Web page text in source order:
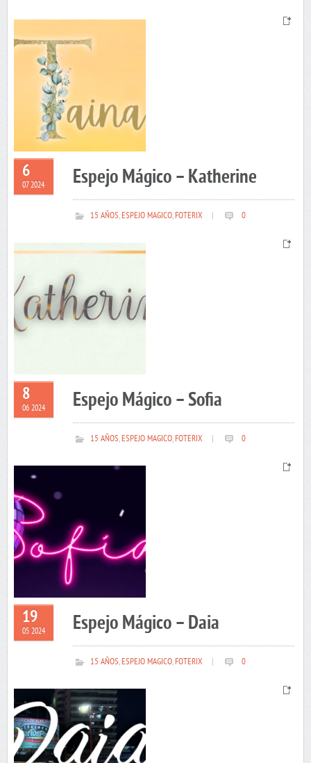
6
07 2024 Espejo Mágico – Katherine
15 AÑOS,ESPEJO MAGICO,FOTERIX 0
8
06 2024 Espejo Mágico – Sofia
15 AÑOS,ESPEJO MAGICO,FOTERIX 0
19
05 2024 Espejo Mágico – Daia
15 AÑOS,ESPEJO MAGICO,FOTERIX 0